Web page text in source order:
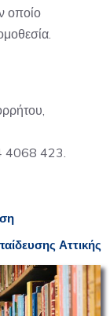
οποίο
4068 423.
Αττικής